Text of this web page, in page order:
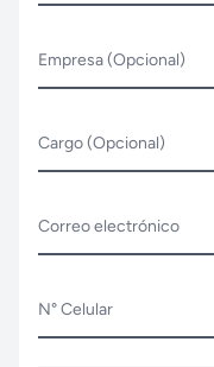
Empresa (Opcional)
Cargo (Opcional)
Correo electrónico
N° Celular